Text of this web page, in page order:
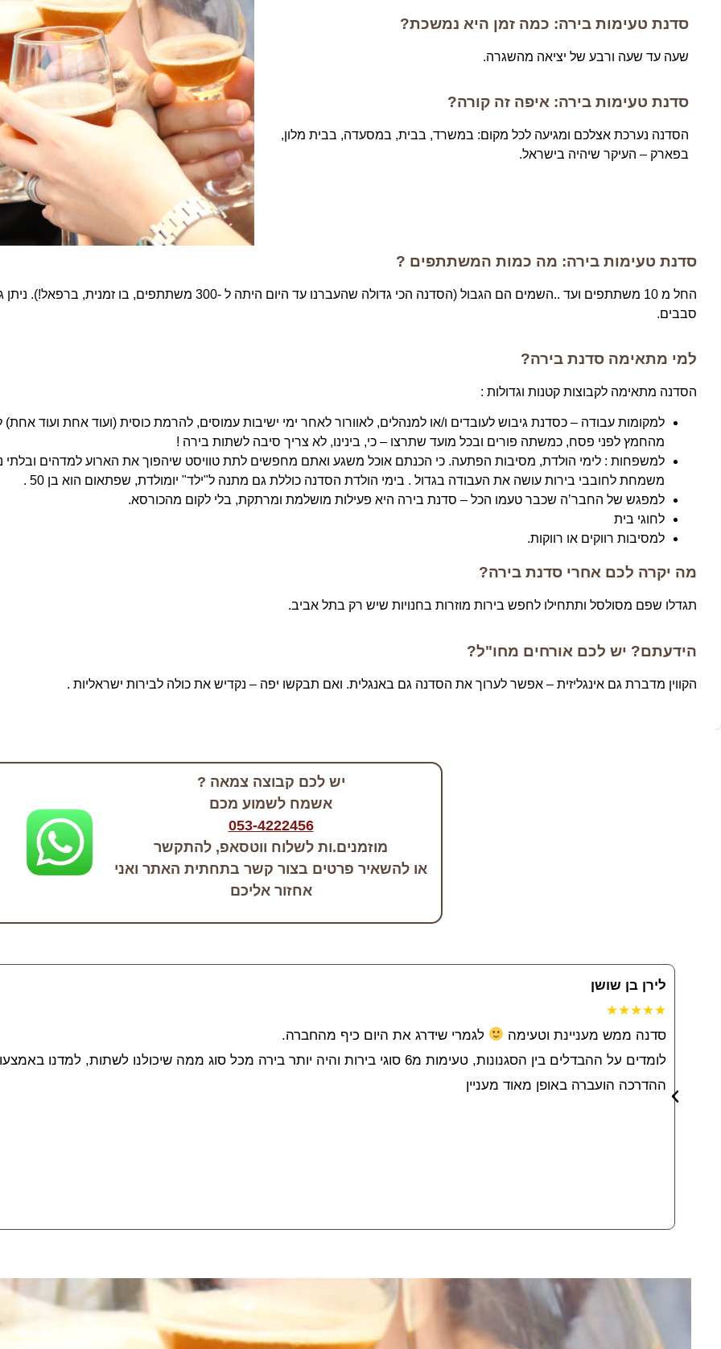
סדנת טעימות בירה: כמה זמן היא נמשכת?
שעה עד שעה ורבע של יציאה מהשגרה.
סדנת טעימות בירה: איפה זה קורה?
הסדנה נערכת אצלכם ומגיעה לכל מקום: במשרד, בבית, במסעדה, בבית מלון,
בפארק – העיקר שיהיה בישראל.
סדנת טעימות בירה: מה כמות המשתתפים ?
החל מ 10 משתתפים ועד ..השמים הם הגבול (הסדנה הכי גדולה שהעברנו עד היום היתה
סבבים.
למי מתאימה סדנת בירה?
הסדנה מתאימה לקבוצות קטנות וגדולות :
למקומות עבודה – כסדנת גיבוש לעובדים ו/או למנהלים, לאוורור לאחר ימי ישיבות עמוסים, להרמת כוסית (ועוד אחת ועוד
מהחמץ לפני פסח, כמשתה פורים ובכל מועד שתרצו – כי, בינינו, לא צריך סיבה לשתות בירה !
למשפחות : לימי הולדת, מסיבות הפתעה. כי הכנתם אוכל משגע ואתם מחפשים לתת טוויסט שיהפוך את הארוע למדהים
משמחת לחובבי בירות עושה את העבודה בגדול . בימי הולדת הסדנה כוללת גם מתנה ל"ילד" יומולדת, שפתאום הוא בן 50 .
למפגש של החבר’ה שכבר טעמו הכל – סדנת בירה היא פעילות מושלמת ומרתקת, בלי לקום מהכורסא.
לחוגי בית
למסיבות רווקים או רווקות.
מה יקרה לכם אחרי סדנת בירה?
תגדלו שפם מסולסל ותתחילו לחפש בירות מוזרות בחנויות שיש רק בתל אביב.
הידעתם? יש לכם אורחים מחו"ל?
הקווין מדברת גם אינגליזית – אפשר לערוך את הסדנה גם באנגלית. ואם תבקשו יפה – נקדיש את כולה לבירות ישראליות .
יש לכם קבוצה צמאה ?
אשמח לשמוע מכם
053-4222456
מוזמנים.ות לשלוח ווטסאפ, להתקשר
או להשאיר פרטים בצור קשר בתחתית האתר ואני
אחזור אליכם
לירן בן שושן
★★★★★
סדנה ממש מעניינת וטעימה
לגמרי שידרג את היום כיף מהחברה.
לומדים על ההבדלים בין הסגנונות, טעימות מ6 סוגי בירות והיה יותר בירה מכל סוג ממה שיכולנו לשתות, למדנו באמצעות כל החושים על מרכיבי הבירה
ההדרכה הועברה באופן מאוד מעניין